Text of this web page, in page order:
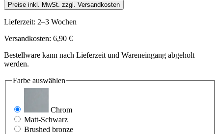
Preise inkl. MwSt. zzgl. Versandkosten
Lieferzeit: 2–3 Wochen
Versandkosten: 6,90 €
Bestellware kann nach Lieferzeit und Wareneingang abgeholt
werden.
Farbe auswählen
Chrom
Matt-Schwarz
Brushed bronze